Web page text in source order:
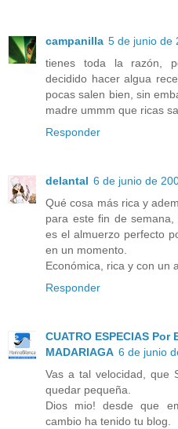
campanilla 5 de junio de
tienes toda la razón,
decidido hacer algua
pocas salen bien, sin
madre ummm que ricas
Responder
delantal 6 de junio de
Qué cosa más rica y
para este fin de
es el almuerzo perfecto
en un momento.
Económica, rica y con un
Responder
CUATRO ESPECIAS Por
MADARIAGA 6 de junio
Vas a tal velocidad, que
quedar pequeña.
Dios mio! desde que
cambio ha tenido tu blog.